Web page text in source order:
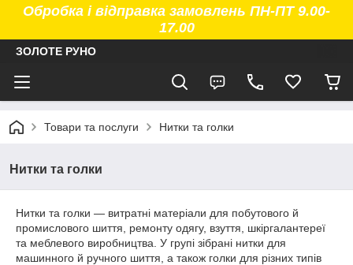
Обробка і відправка замовлень ПН-ПТ 9.00-
17.00
ЗОЛОТЕ РУНО
Товари та послуги Нитки та голки
Нитки та голки
Нитки та голки — витратні матеріали для побутового й
промислового шиття, ремонту одягу, взуття, шкіргалантереї
та меблевого виробництва. У групі зібрані нитки для
машинного й ручного шиття, а також голки для різних типів